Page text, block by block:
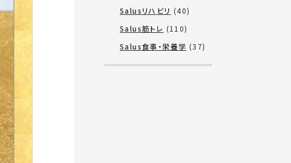
Salusリハビリ (40)
Salus筋トレ (110)
Salus食事・栄養学 (37)